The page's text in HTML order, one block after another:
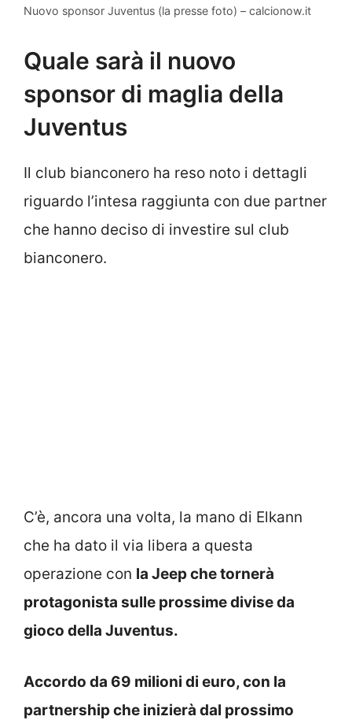
Nuovo sponsor Juventus (la presse foto) – calcionow.it
Quale sarà il nuovo
sponsor di maglia della
Juventus
Il club bianconero ha reso noto i dettagli
riguardo l’intesa raggiunta con due partner
che hanno deciso di investire sul club
bianconero.
C’è, ancora una volta, la mano di Elkann
che ha dato il via libera a questa
operazione con la Jeep che tornerà
protagonista sulle prossime divise da
gioco della Juventus.
Accordo da 69 milioni di euro, con la
partnership che inizierà dal prossimo